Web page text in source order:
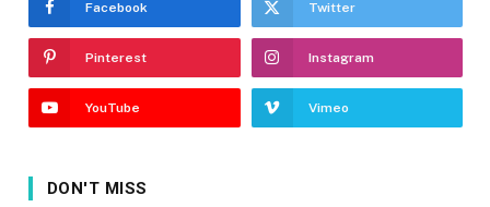
Facebook Twitter
Pinterest Instagram
YouTube Vimeo
DON'T MISS